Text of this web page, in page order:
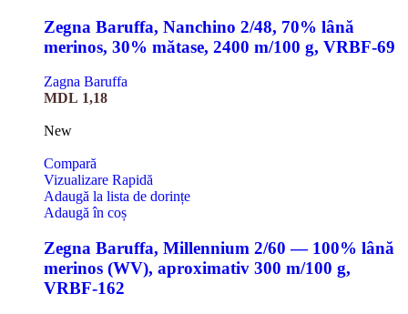
Zegna Baruffa, Nanchino 2/48, 70% lână
merinos, 30% mătase, 2400 m/100 g, VRBF-69
Zagna Baruffa
MDL 1,18
New
Compară
Vizualizare Rapidă
Adaugă la lista de dorințe
Adaugă în coș
Zegna Baruffa, Millennium 2/60 — 100% lână
merinos (WV), aproximativ 300 m/100 g,
VRBF-162